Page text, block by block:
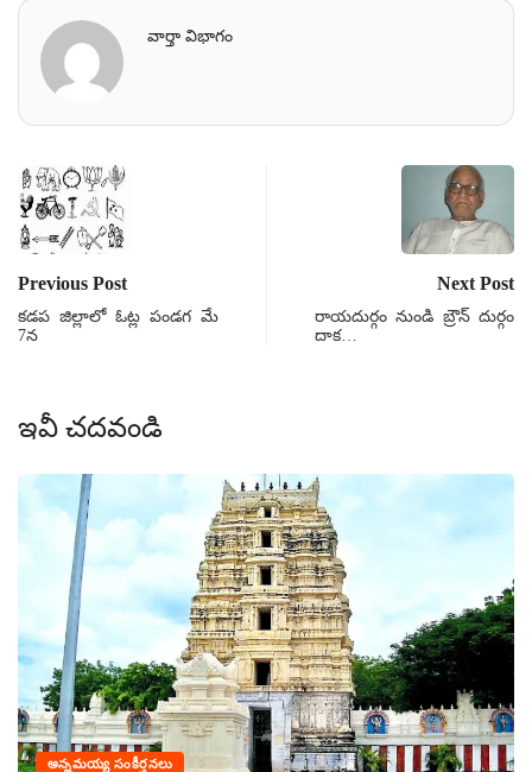
వార్తా విభాగం
Previous Post
కడప జిల్లాలో ఓట్ల పండగ మే
7న
Next Post
రాయదుర్గం నుండి బ్రౌన్ దుర్గం
దాక…
ఇవీ చదవండి
అన్నమయ్య సంకీర్తనలు